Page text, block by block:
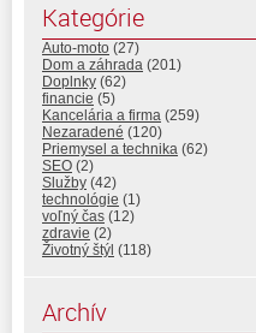
Kategórie
Auto-moto (27)
Dom a záhrada (201)
Doplnky (62)
financie (5)
Kancelária a firma (259)
Nezaradené (120)
Priemysel a technika (62)
SEO (2)
Služby (42)
technológie (1)
voľný čas (12)
zdravie (2)
Životný štýl (118)
Archív